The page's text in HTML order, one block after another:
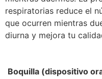
respiratorias reduce el
que ocurren mientras
diurna y mejora tu
Boquilla (dispositivo